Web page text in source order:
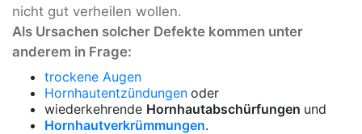
nicht gut verheilen wollen.
Als Ursachen solcher Defekte kommen unter
anderem in Frage:
trockene Augen
Hornhautentzündungen oder
wiederkehrende Hornhautabschürfungen und
Hornhautverkrümmungen.